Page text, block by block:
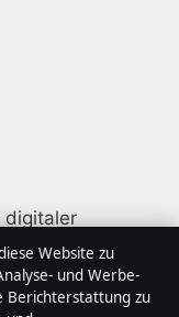
digitaler
Wirtschaft,
Jeder Artikel
geprüft
Website zu
und Werbe-
Berichterstattung zu